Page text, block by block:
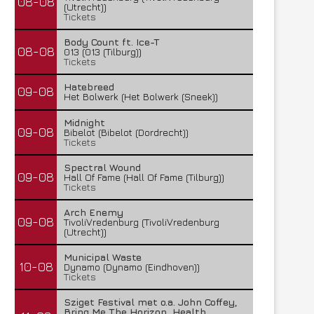
(Utrecht))
Tickets
08-08
Body Count ft. Ice-T
013 (013 (Tilburg))
Tickets
09-08
Hatebreed
Het Bolwerk (Het Bolwerk (Sneek))
09-08
Midnight
Bibelot (Bibelot (Dordrecht))
Tickets
09-08
Spectral Wound
Hall Of Fame (Hall Of Fame (Tilburg))
Tickets
09-08
Arch Enemy
TivoliVredenburg (TivoliVredenburg
(Utrecht))
10-08
Municipal Waste
Dynamo (Dynamo (Eindhoven))
Tickets
Sziget Festival met o.a. John Coffey,
Bring Me The Horizon, Health